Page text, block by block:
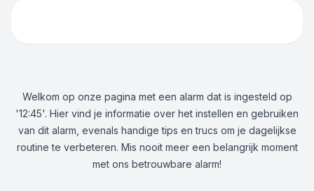
Welkom op onze pagina met een alarm dat is ingesteld op
'12:45'. Hier vind je informatie over het instellen en gebruiken
van dit alarm, evenals handige tips en trucs om je dagelijkse
routine te verbeteren. Mis nooit meer een belangrijk moment
met ons betrouwbare alarm!